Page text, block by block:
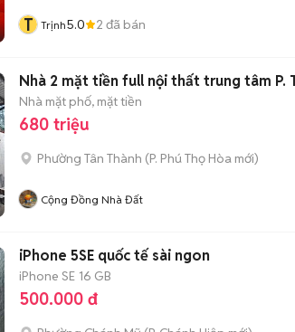
T Trịnh5.0 2 đã bán
Nhà 2 mặt tiền full nội thất trung tâm P.
Nhà mặt phố, mặt tiền
680 triệu
Phường Tân Thành (P. Phú Thọ Hòa mới)
Cộng Đồng Nhà Đất
iPhone 5SE quốc tế sài ngon
iPhone SE 16 GB
500.000 đ